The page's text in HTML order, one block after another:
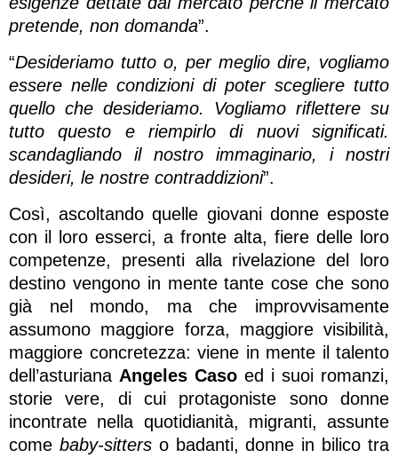
pretende, non domanda”.
“Desideriamo tutto o, per meglio dire, vogliamo
essere nelle condizioni di poter scegliere tutto
quello che desideriamo. Vogliamo riflettere su
tutto questo e riempirlo di nuovi significati.
scandagliando il nostro immaginario, i nostri
desideri, le nostre contraddizioni”.
Così, ascoltando quelle giovani donne esposte
con il loro esserci, a fronte alta, fiere delle loro
competenze, presenti alla rivelazione del loro
destino vengono in mente tante cose che sono
già nel mondo, ma che improvvisamente
assumono maggiore forza, maggiore visibilità,
maggiore concretezza: viene in mente il talento
dell’asturiana Angeles Caso ed i suoi romanzi,
storie vere, di cui protagoniste sono donne
incontrate nella quotidianità, migranti, assunte
come baby-sitterso badanti, donne in bilico tra